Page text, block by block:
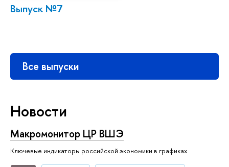
Выпуск №7
Все выпуски
Новости
Макромонитор ЦР ВШЭ
Ключевые индикаторы российской экономики в графиках